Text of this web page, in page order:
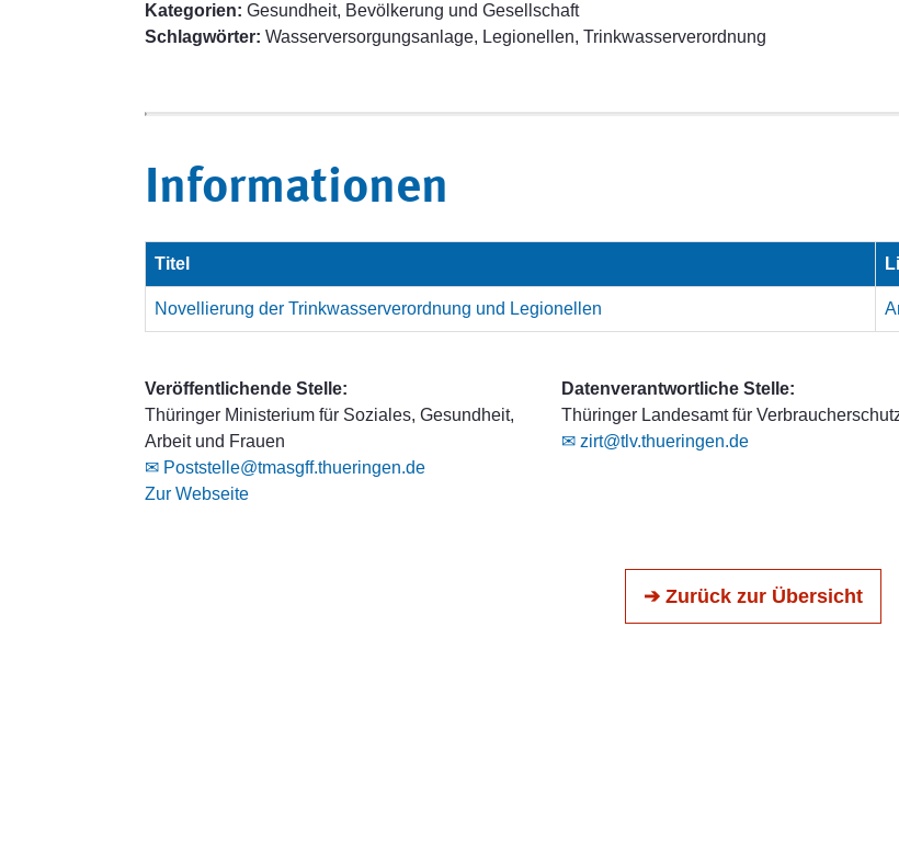
Kategorien: Gesundheit, Bevölkerung und Gesellschaft
Schlagwörter: Wasserversorgungsanlage, Legionellen, Trinkwasserverordnung
Informationen
Titel
Novellierung der Trinkwasserverordnung und Legionellen
Veröffentlichende Stelle:
Thüringer Ministerium für Soziales, Gesundheit,
Arbeit und Frauen
✉ Poststelle@tmasgff.thueringen.de
Zur Webseite
Datenverantwortliche Stelle:
Thüringer Landesamt für
✉ zirt@tlv.thueringen.de
➔ Zurück zur Übersicht